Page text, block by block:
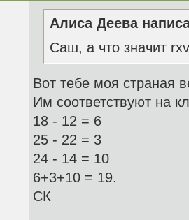
Алиса Деева
Саш, а что значит
Вот тебе моя страная
Им соответствуют на
18 - 12 = 6
25 - 22 = 3
24 - 14 = 10
6+3+10 = 19.
СК